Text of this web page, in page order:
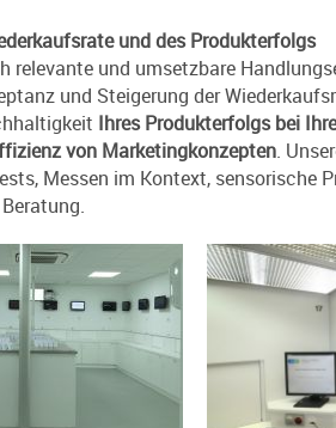
und des Produkterfolgs
relevante und umsetzbare
und Steigerung der
Ihres Produkterfolgs bei
von Marketingkonzepten.
Messen im Kontext, sensorische